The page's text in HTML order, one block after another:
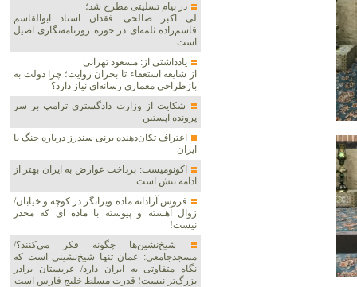
در پیام تسلیتی مطرح شد؛
لی اکبر صالحی: فقدان استاد ابوالقاسم
قاسم‌زاده ثلمه‌ای در حوزه روزنامه‌نگاری اصیل
است
یادداشتی از: مسعود تهرانی
از شایعه استعفاء تا بحران روایت؛ چرا دولت به
بازطراحی معماری رسانه‌ای نیاز دارد؟
شکایت از وزارت دادگستری ترامپ بر سر
پرونده اپستین
اعتراف تکان‌دهنده برنی سندرز درباره جنگ با
ایران
اکونومیست: پرداخت عوارض به ایران بهتر از
ادامه تنش است
فروش آزادانه ماده ویرانگر در کوچه و خیابان/
زوال آهسته و پیوسته با ماده ای که مخدر
نیست!
شیخ‌نشین‌ها چگونه فکر می‌کنند؟/
مسجدجامعی: عمان تنها شیخ‌نشینی است که
نگاه متفاوتی به ایران دارد/ عربستان برادر
بزرگ‌تر نیست؛ قدرت مسلط خلیج فارس است